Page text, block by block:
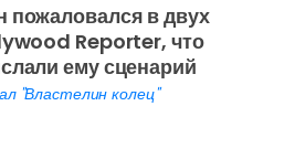
пожаловался в двух
Reporter, что
ему сценарий
"Властелин колец"